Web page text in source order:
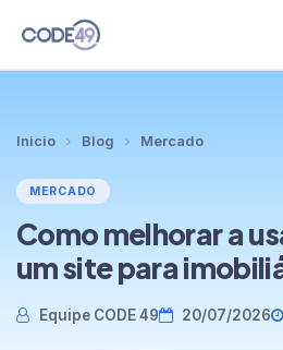
Clientes
Blog
Inicio Blog Mercado
MERCADO
Como melhorar a
um site para
Equipe CODE 49 20/07/2026